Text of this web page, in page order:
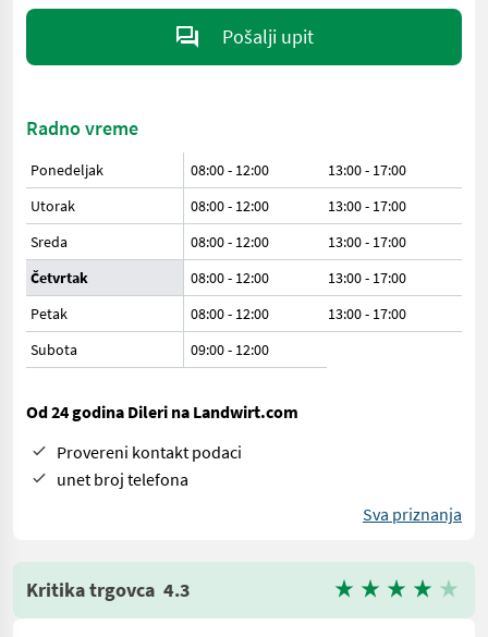
Pošalji upit
Radno vreme
Ponedeljak 08:00 - 12:00
13:00 - 17:00
Utorak
08:00 - 12:00
13:00 - 17:00
Sreda
08:00 - 12:00
13:00 - 17:00
Četvrtak
08:00 - 12:00
13:00 - 17:00
Petak
08:00 - 12:00
13:00 - 17:00
Subota
09:00- 12:00
Od 24 godina Dileri na Landwirt.com
Provereni kontakt podaci
unet broj telefona
Sva priznanja
Kritika trgovca 4.3